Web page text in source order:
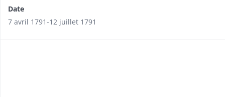
Date
7 avril 1791-12 juillet 1791